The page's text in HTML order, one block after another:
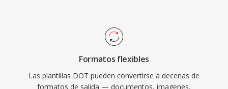
Formatos flexibles
Las plantillas DOT pueden convertirse a decenas de
formatos de salida — documentos, imagenes,